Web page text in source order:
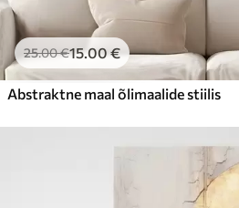
25.00€15.00€
Abstraktne maal õlimaalide stiilis